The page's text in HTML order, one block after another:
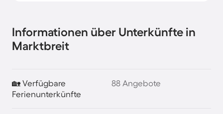
Informationen über Unterkünfte in
Marktbreit
🏡 Verfügbare
Ferienunterkünfte
88 Angebote